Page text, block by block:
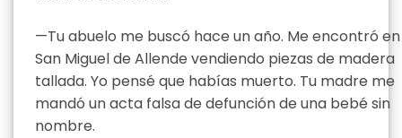
—Tu abuelo me buscó hace un año. Me encontró en
San Miguel de Allende vendiendo piezas de madera
tallada. Yo pensé que habías muerto. Tu madre me
mandó un acta falsa de defunción de una bebé sin
nombre.